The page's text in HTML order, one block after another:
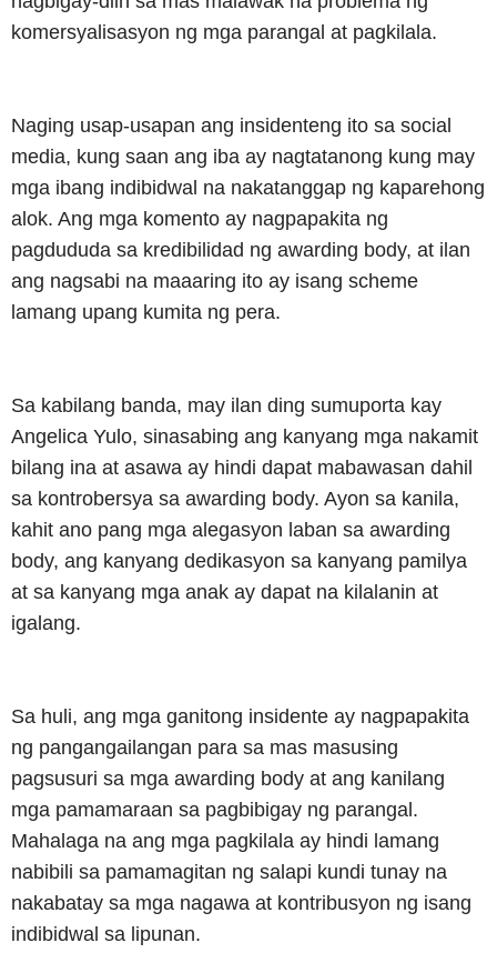
komersyalisasyon ng mga parangal at pagkilala.
Naging usap-usapan ang insidenteng ito sa social
media, kung saan ang iba ay nagtatanong kung may
mga ibang indibidwal na nakatanggap ng kaparehong
alok. Ang mga komento ay nagpapakita ng
pagdududa sa kredibilidad ng awarding body, at ilan
ang nagsabi na maaaring ito ay isang scheme
lamang upang kumita ng pera.
Sa kabilang banda, may ilan ding sumuporta kay
Angelica Yulo, sinasabing ang kanyang mga nakamit
bilang ina at asawa ay hindi dapat mabawasan dahil
sa kontrobersya sa awarding body. Ayon sa kanila,
kahit ano pang mga alegasyon laban sa awarding
body, ang kanyang dedikasyon sa kanyang pamilya
at sa kanyang mga anak ay dapat na kilalanin at
igalang.
Sa huli, ang mga ganitong insidente ay nagpapakita
ng pangangailangan para sa mas masusing
pagsusuri sa mga awarding body at ang kanilang
mga pamamaraan sa pagbibigay ng parangal.
Mahalaga na ang mga pagkilala ay hindi lamang
nabibili sa pamamagitan ng salapi kundi tunay na
nakabatay sa mga nagawa at kontribusyon ng isang
indibidwal sa lipunan.